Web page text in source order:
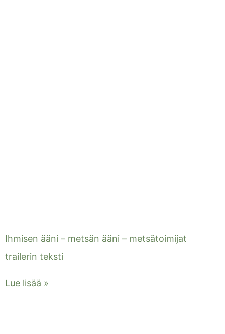
Ihmisen ääni – metsän ääni – metsätoimijat
trailerin teksti
Lue lisää »